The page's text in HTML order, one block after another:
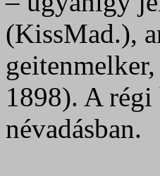
(KissMad.),
1898). A régi
névadásban.